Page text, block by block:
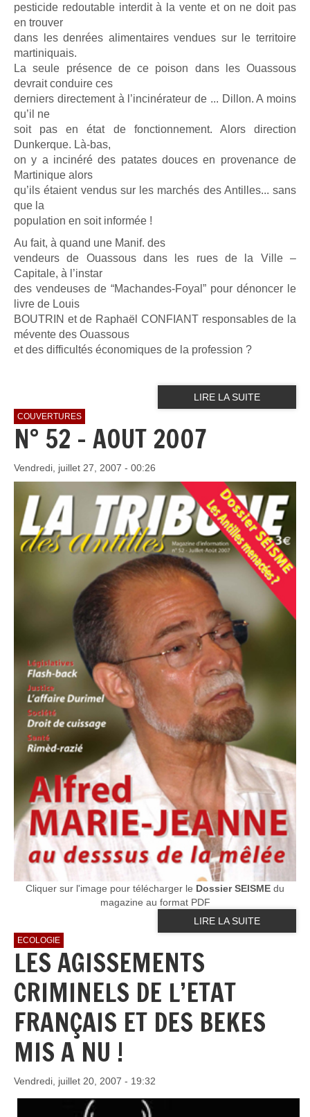
pesticide redoutable interdit à la vente et on ne doit pas
en trouver
dans les denrées alimentaires vendues sur le territoire
martiniquais.
La seule présence de ce poison dans les Ouassous
devrait conduire ces
derniers directement à l’incinérateur de ... Dillon. A moins
qu’il ne
soit pas en état de fonctionnement. Alors direction
Dunkerque. Là-bas,
on y a incinéré des patates douces en provenance de
Martinique alors
qu’ils étaient vendus sur les marchés des Antilles... sans
que la
population en soit informée !
Au fait, à quand une Manif. des
vendeurs de Ouassous dans les rues de la Ville –
Capitale, à l’instar
des vendeuses de “Machandes-Foyal” pour dénoncer le
livre de Louis
BOUTRIN et de Raphaël CONFIANT responsables de la
mévente des Ouassous
et des difficultés économiques de la profession ?
LIRE LA SUITE
COUVERTURES
N° 52 - AOUT 2007
Vendredi, juillet 27, 2007 - 00:26
Cliquer sur l'image pour télécharger le Dossier SEISME du
magazine au format PDF
LIRE LA SUITE
ECOLOGIE
LES AGISSEMENTS
CRIMINELS DE L’ETAT
FRANÇAIS ET DES BEKES
MIS A NU !
Vendredi, juillet 20, 2007 - 19:32